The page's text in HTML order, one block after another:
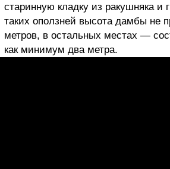
старинную кладку из ракушняка и
таких оползней высота дамбы не
метров, в остальных местах —
как минимум два метра.